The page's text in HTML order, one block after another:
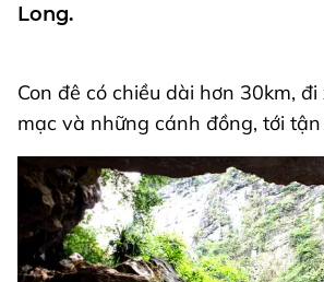
Long.
Con đê có chiều dài hơn 30km,
mạc và những cánh đồng, tới tận